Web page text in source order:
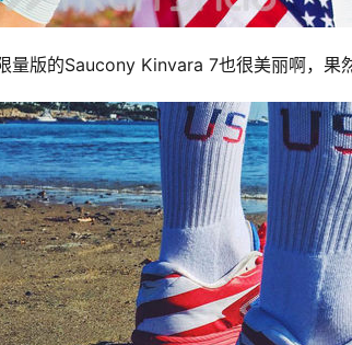
量版的Saucony Kinvara 7也很美丽啊，果